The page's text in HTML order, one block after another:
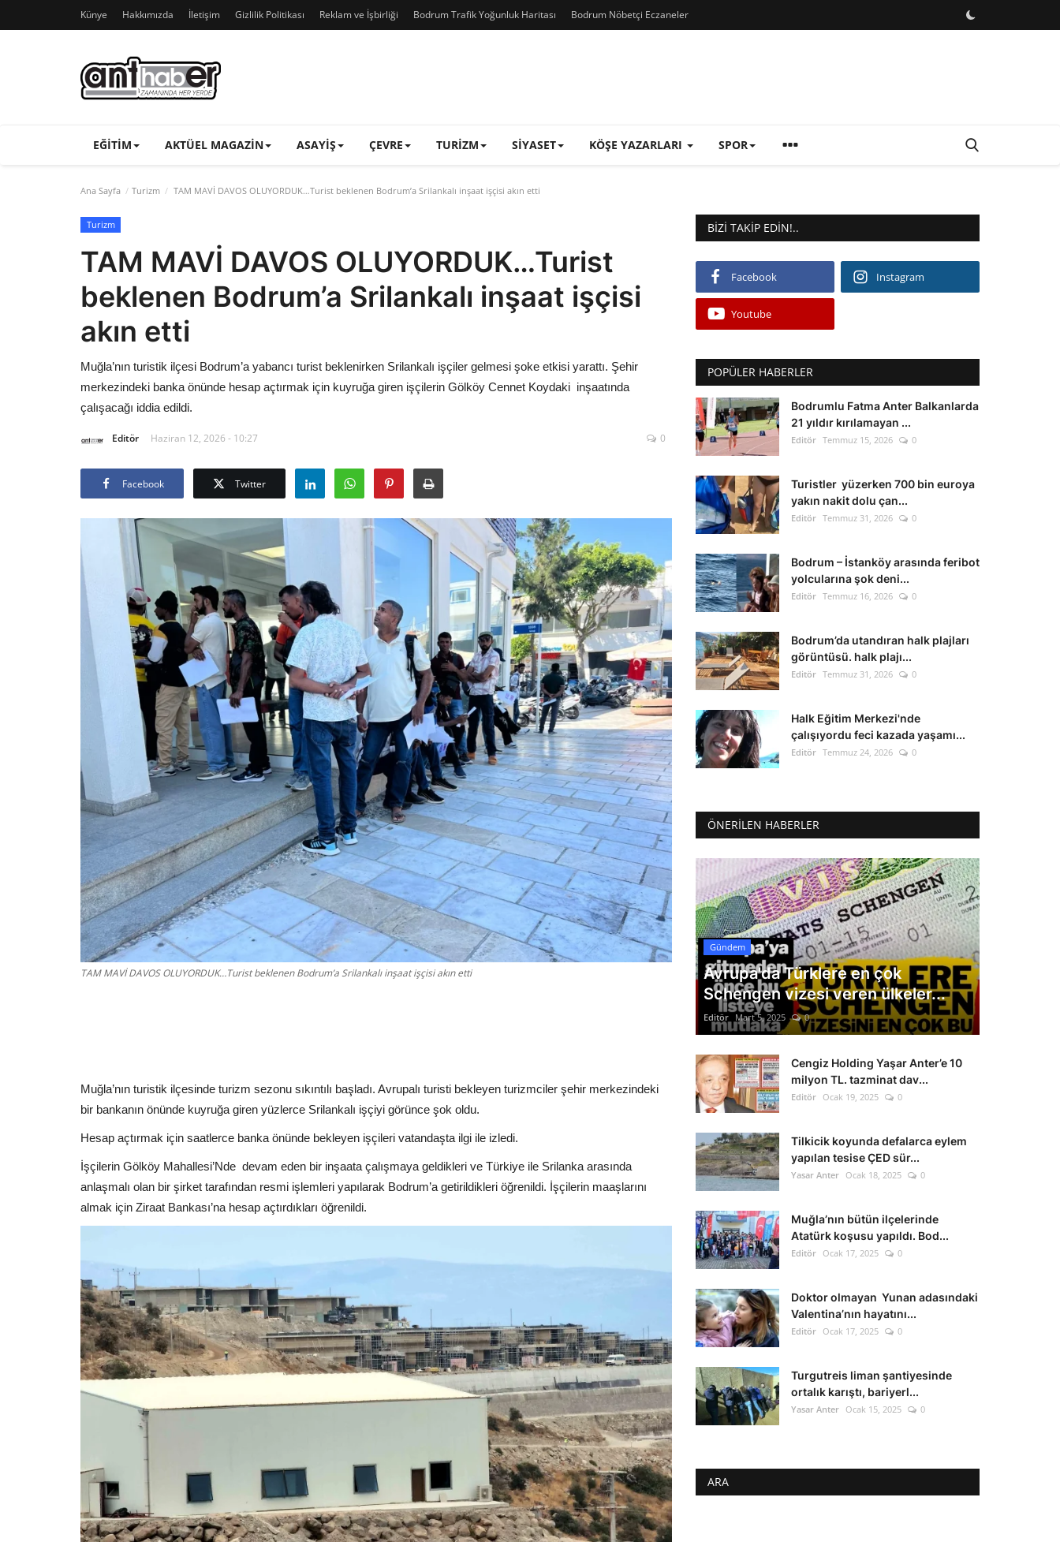
Künye Hakkımızda İletişim Gizlilik Politikası Reklam ve İşbirliği Bodrum Trafik Yoğunluk Haritası Bodrum Nöbetçi Eczaneler
EĞITIM AKTÜEL MAGAZIN ASAYIŞ ÇEVRE TURIZM SIYASET KÖŞE YAZARLARI SPOR
Ana Sayfa Turizm TAM MAVİ DAVOS OLUYORDUK…Turist beklenen Bodrum’a Srilankalı inşaat işçisi akın etti
Turizm
TAM MAVİ DAVOS OLUYORDUK…Turist
beklenen Bodrum’a Srilankalı inşaat işçisi
akın etti
Muğla’nın turistik ilçesi Bodrum’a yabancı turist beklenirken Srilankalı işçiler gelmesi şoke etkisi yarattı. Şehir
merkezindeki banka önünde hesap açtırmak için kuyruğa giren işçilerin Gölköy Cennet Koydaki inşaatında
çalışacağı iddia edildi.
Editör Haziran 12, 2026 - 10:27 0
Facebook Twitter
TAM MAVİ DAVOS OLUYORDUK…Turist beklenen Bodrum’a Srilankalı inşaat işçisi akın etti
Muğla’nın turistik ilçesinde turizm sezonu sıkıntılı başladı. Avrupalı turisti bekleyen turizmciler şehir merkezindeki
bir bankanın önünde kuyruğa giren yüzlerce Srilankalı işçiyi görünce şok oldu.
Hesap açtırmak için saatlerce banka önünde bekleyen işçileri vatandaşta ilgi ile izledi.
İşçilerin Gölköy Mahallesi’Nde devam eden bir inşaata çalışmaya geldikleri ve Türkiye ile Srilanka arasında
anlaşmalı olan bir şirket tarafından resmi işlemleri yapılarak Bodrum’a getirildikleri öğrenildi. İşçilerin maaşlarını
almak için Ziraat Bankası’na hesap açtırdıkları öğrenildi.
BIZI TAKIP EDIN!..
Facebook Instagram
Youtube
POPÜLER HABERLER
Bodrumlu Fatma Anter Balkanlarda
21 yıldır kırılamayan ...
Editör Temmuz 15, 2026 0
Turistler yüzerken 700 bin euroya
yakın nakit dolu çan...
Editör Temmuz 31, 2026 0
Bodrum – İstanköy arasında feribot
yolcularına şok deni...
Editör Temmuz 16, 2026 0
Bodrum’da utandıran halk plajları
görüntüsü. halk plajı...
Editör Temmuz 31, 2026 0
Halk Eğitim Merkezi'nde
çalışıyordu feci kazada yaşamı...
Editör Temmuz 24, 2026 0
ÖNERILEN HABERLER
Gündem
Avrupa'da Türklere en çok
Schengen vizesi veren ülkeler...
Editör Mart 5, 2025 0
Cengiz Holding Yaşar Anter’e 10
milyon TL. tazminat dav...
Editör Ocak 19, 2025 0
Tilkicik koyunda defalarca eylem
yapılan tesise ÇED sür...
Yasar Anter Ocak 18, 2025 0
Muğla’nın bütün ilçelerinde
Atatürk koşusu yapıldı. Bod...
Editör Ocak 17, 2025 0
Doktor olmayan Yunan adasındaki
Valentina’nın hayatını...
Editör Ocak 17, 2025 0
Turgutreis liman şantiyesinde
ortalık karıştı, bariyerl...
Yasar Anter Ocak 15, 2025 0
ARA